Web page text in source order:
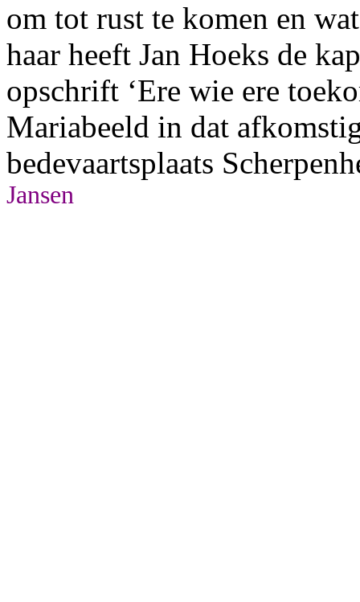
om tot rust te komen en
haar heeft Jan Hoeks de
opschrift ‘Ere wie ere
Mariabeeld in dat
bedevaartsplaats
Jansen